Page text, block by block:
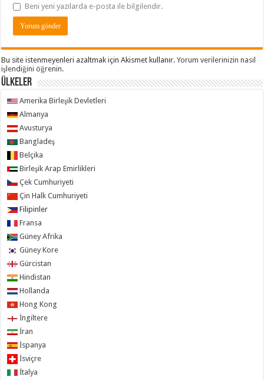
Beni yeni yazılarda e-posta ile bilgilendir.
Bu site istenmeyenleri azaltmak için Akismet kullanır.Yorum verilerinizin nasıl
işlendiğini öğrenin.
ÜLKELER
Amerika Birleşik Devletleri
Almanya
Avusturya
Bangladeş
Belçika
Birleşik Arap Emirlikleri
Çek Cumhuriyeti
Çin Halk Cumhuriyeti
Filipinler
Fransa
Güney Afrika
Güney Kore
Gürcistan
Hindistan
Hollanda
Hong Kong
İngiltere
İran
İspanya
İsviçre
İtalya